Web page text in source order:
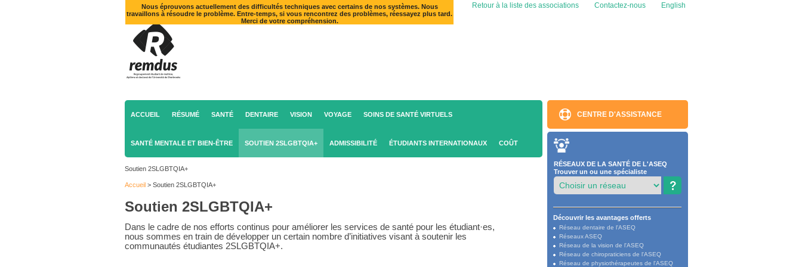
Retour à la liste des associations Contactez-nous English
Nous éprouvons actuellement des difficultés techniques avec certains de nos systèmes. Nous
travaillons à résoudre le problème. Entre-temps, si vous rencontrez des problèmes, réessayez plus tard.
Merci de votre compréhension.
ACCUEIL RÉSUMÉ SANTÉ DENTAIRE VISION VOYAGE SOINS DE SANTÉ VIRTUELS
SANTÉ MENTALE ET BIEN-ÊTRE SOUTIEN 2SLGBTQIA+ ADMISSIBILITÉ ÉTUDIANTS INTERNATIONAUX COÛT
Soutien 2SLGBTQIA+
Accueil > Soutien 2SLGBTQIA+
Soutien 2SLGBTQIA+
Dans le cadre de nos efforts continus pour améliorer les services de santé pour les étudiant·es,
nous sommes en train de développer un certain nombre d’initiatives visant à soutenir les
communautés étudiantes 2SLGBTQIA+.
CENTRE D'ASSISTANCE
RÉSEAUX DE LA SANTÉ DE L'ASEQ
Trouver un ou une spécialiste
Découvrir les avantages offerts
Réseau dentaire de l'ASEQ
Réseaux ASEQ
Réseau de la vision de l'ASEQ
Réseau de chiropraticiens de l'ASEQ
Réseau de physiothérapeutes de l'ASEQ